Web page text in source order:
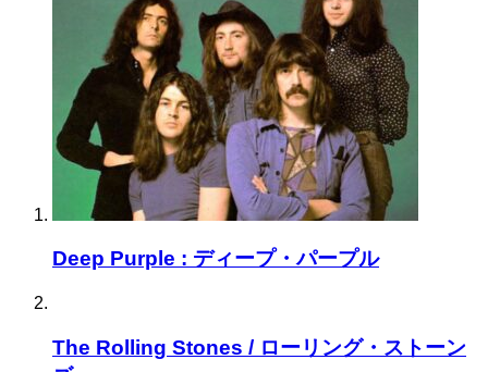
Deep Purple : ディープ・パープル
The Rolling Stones / ローリング・ストーン